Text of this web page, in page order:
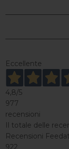
Eccellente
4,8/5
977
recensioni
Il totale delle
Recensioni
922